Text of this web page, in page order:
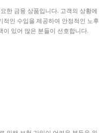
한 금융 상품입니다. 고객의 상황에
적인 수입을 제공하여 안정적인 노후
이 있어 많은 분들이 선호합니다.